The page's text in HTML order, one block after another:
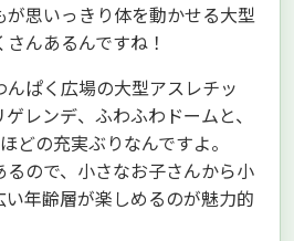
思いっきり体を動かせる大型
んあるんですね！
んぱく広場の大型アスレチッ
レンデ、ふわふわドームと、
どの充実ぶりなんですよ。
ので、小さなお子さんから小
年齢層が楽しめるのが魅力的